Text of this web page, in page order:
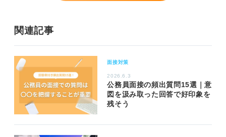
関連記事
面接対策
2026.6.3
公務員面接の頻出質問15選｜意
図を汲み取った回答で好印象を
残そう